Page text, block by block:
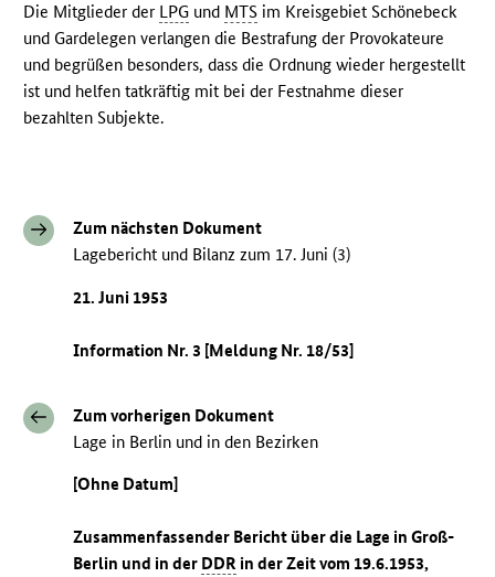
Die Mitglieder der LPG und MTS im Kreisgebiet Schönebeck
und Gardelegen verlangen die Bestrafung der Provokateure
und begrüßen besonders, dass die Ordnung wieder hergestellt
ist und helfen tatkräftig mit bei der Festnahme dieser
bezahlten Subjekte.
Zum nächsten Dokument
Lagebericht und Bilanz zum 17. Juni (3)
21. Juni 1953
Information Nr. 3 [Meldung Nr. 18/53]
Zum vorherigen Dokument
Lage in Berlin und in den Bezirken
[Ohne Datum]
Zusammenfassender Bericht über die Lage in Groß-
Berlin und in der DDR in der Zeit vom 19.6.1953,